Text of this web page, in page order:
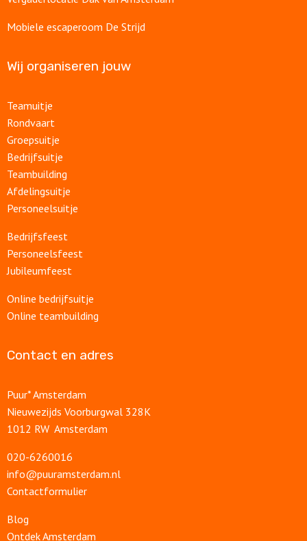
Mobiele escaperoom De Strijd
Wij organiseren jouw
Teamuitje
Rondvaart
Groepsuitje
Bedrijfsuitje
Teambuilding
Afdelingsuitje
Personeelsuitje
Bedrijfsfeest
Personeelsfeest
Jubileumfeest
Online bedrijfsuitje
Online teambuilding
Contact en adres
Puur* Amsterdam
Nieuwezijds Voorburgwal 328K
1012 RW Amsterdam
020-6260016
info@puuramsterdam.nl
Contactformulier
Blog
Ontdek Amsterdam